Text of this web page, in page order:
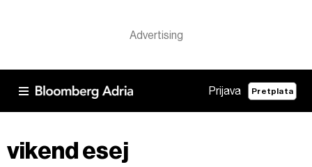
Prijava Pretplata
vikend esej